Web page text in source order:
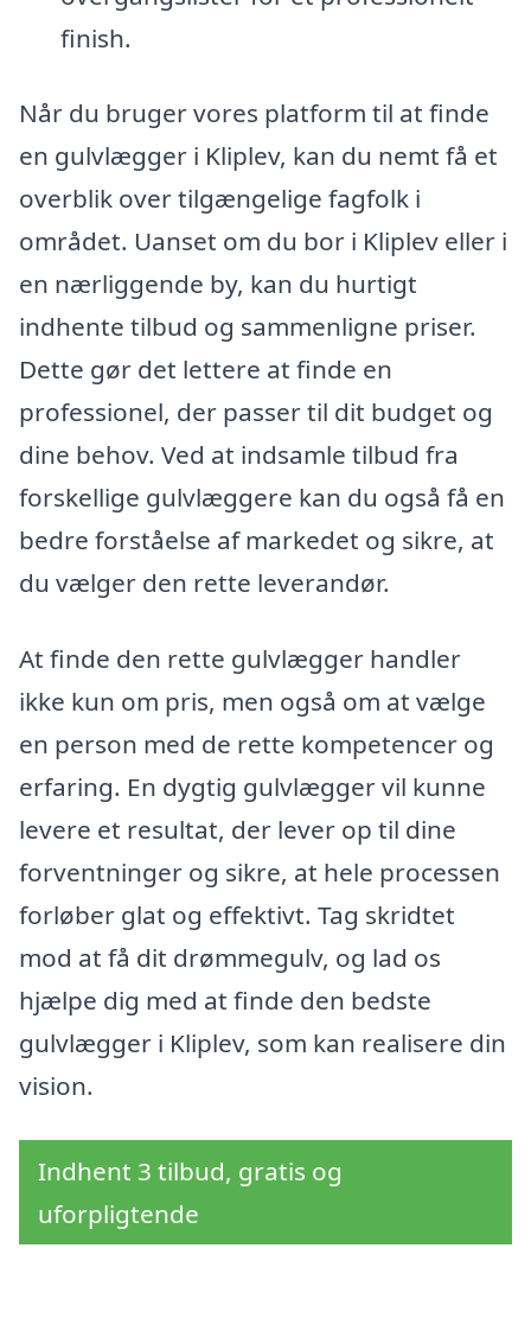
finish.
Når du bruger vores platform til at finde
en gulvlægger i Kliplev, kan du nemt få et
overblik over tilgængelige fagfolk i
området. Uanset om du bor i Kliplev eller i
en nærliggende by, kan du hurtigt
indhente tilbud og sammenligne priser.
Dette gør det lettere at finde en
professionel, der passer til dit budget og
dine behov. Ved at indsamle tilbud fra
forskellige gulvlæggere kan du også få en
bedre forståelse af markedet og sikre, at
du vælger den rette leverandør.
At finde den rette gulvlægger handler
ikke kun om pris, men også om at vælge
en person med de rette kompetencer og
erfaring. En dygtig gulvlægger vil kunne
levere et resultat, der lever op til dine
forventninger og sikre, at hele processen
forløber glat og effektivt. Tag skridtet
mod at få dit drømmegulv, og lad os
hjælpe dig med at finde den bedste
gulvlægger i Kliplev, som kan realisere din
vision.
Indhent 3 tilbud, gratis og
uforpligtende